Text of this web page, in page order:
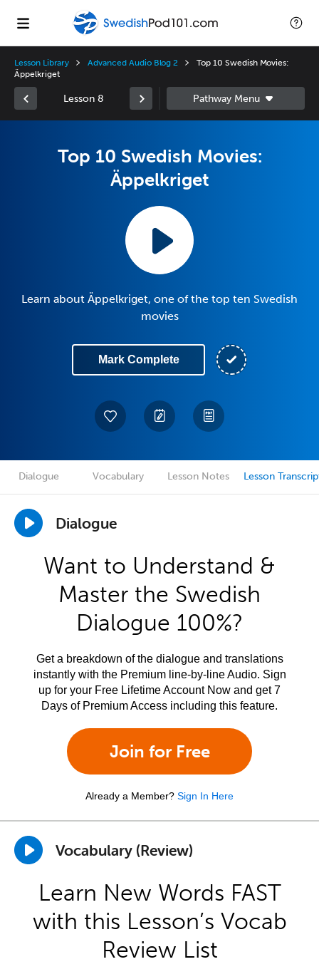
Lesson Library Advanced Audio Blog 2
Top 10 Swedish Movies:
Äppelkriget
Lesson 8
Top 10 Swedish Movies:
Äppelkriget
Learn about Äppelkriget, one of the top ten Swedish
movies
Mark Complete
Dialogue Vocabulary Lesson Notes Lesson
Dialogue
Want to Understand &
Master the Swedish
Dialogue 100%?
Get a breakdown of the dialogue and translations
instantly with the Premium line-by-line Audio. Sign
up for your Free Lifetime Account Now and get 7
Days of Premium Access including this feature.
Join for Free
Already a Member? Sign In Here
Vocabulary (Review)
Learn New Words FAST
with this Lesson’s Vocab
Review List